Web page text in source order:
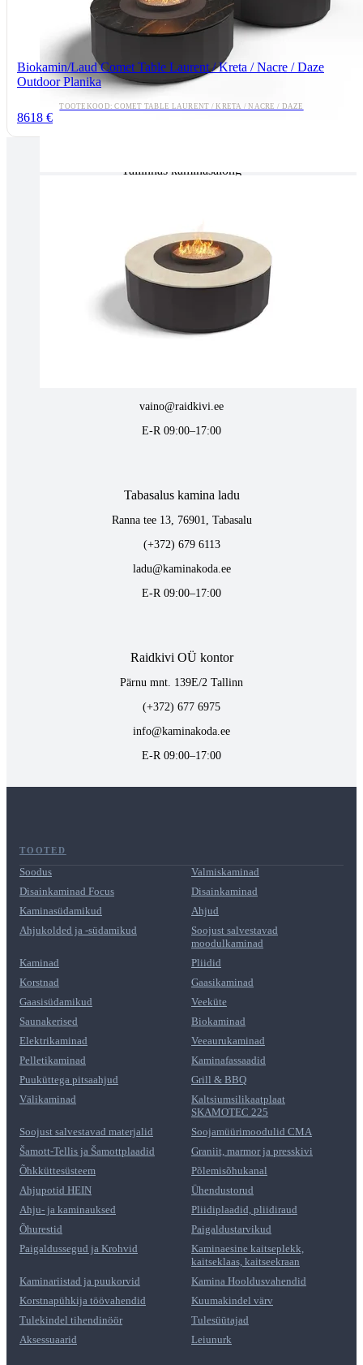
Biokamin/Laud Comet Table Laurent / Kreta / Nacre / Daze
Outdoor Planika
TOOTEKOOD: COMET TABLE LAURENT / KRETA / NACRE / DAZE
8618 €
Tallinnas kaminasalong
kaminakoda@kaminakoda.ee
E-R 10:00-18:30
Tartus kivi töötlemine
vaino@raidkivi.ee
E-R 09:00–17:00
Tabasalus kamina ladu
Ranna tee 13, 76901, Tabasalu
(+372) 679 6113
ladu@kaminakoda.ee
E-R 09:00–17:00
Raidkivi OÜ kontor
Pärnu mnt. 139E/2 Tallinn
(+372) 677 6975
info@kaminakoda.ee
E-R 09:00–17:00
TOOTED
Soodus
Valmiskaminad
Disainkaminad Focus
Disainkaminad
Kaminasüdamikud
Ahjud
Ahjukolded ja -südamikud
Soojust salvestavad
moodulkaminad
Kaminad
Pliidid
Korstnad
Gaasikaminad
Gaasisüdamikud
Veeküte
Saunakerised
Biokaminad
Elektrikaminad
Veeaurukaminad
Pelletikaminad
Kaminafassaadid
Puuküttega pitsaahjud
Grill & BBQ
Välikaminad
Kaltsiumsilikaatplaat
SKAMOTEC 225
Soojust salvestavad materjalid
Soojamüürimoodulid CMA
Šamott-Tellis ja Šamottplaadid
Graniit, marmor ja presskivi
Õhkküttesüsteem
Põlemisõhukanal
Ahjupotid HEIN
Ühendustorud
Ahju- ja kaminauksed
Pliidiplaadid, pliidiraud
Õhurestid
Paigaldustarvikud
Paigaldussegud ja Krohvid
Kaminaesine kaitseplekk,
kaitseklaas, kaitseekraan
Kaminariistad ja puukorvid
Kamina Hooldusvahendid
Korstnapühkija töövahendid
Kuumakindel värv
Tulekindel tihendinöör
Tulesüütajad
Aksessuaarid
Leiunurk